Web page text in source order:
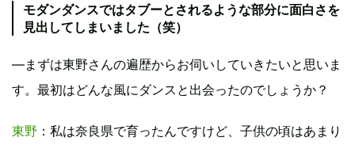
モダンダンスではタブーとされるような部分に面白さを
見出してしまいました（笑）
―まずは東野さんの遍歴からお伺いしていきたいと思いま
す。最初はどんな風にダンスと出会ったのでしょうか？
東野 ：私は奈良県で育ったんですけど、子供の頃はあまり